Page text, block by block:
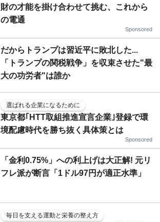
財の才能を掛け合わせて挑む、これから
の電通
Sponsored
だからトランプは習近平に敗北した...
「トランプの関税戦争」を収束させた"最
大の功労者"は誰か
選ばれる企業になるために
東京都｢HTT取組推進宣言企業｣登録で環
境配慮時代を勝ち抜く具体策とは
Sponsored
「金利0.75%」への利上げは大正解! 元リ
フレ派が断言「1ドル97円が適正水準」
毎日を支える運動と栄養の整え方